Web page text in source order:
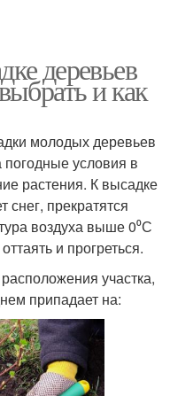
деревьев
и как
молодых деревьев
погодные условия в
растения. К высадке
снег, прекратятся
воздуха выше 0⁰С
и прогреться.
участка,
припадает на: